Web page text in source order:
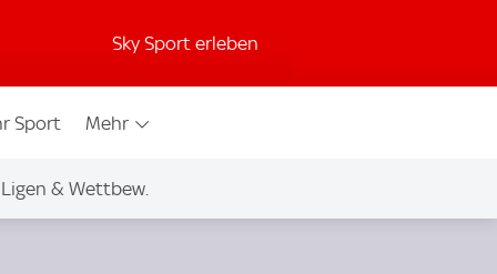
Sky Sport erleben
Sport Mehr
Ligen & Wettbew.